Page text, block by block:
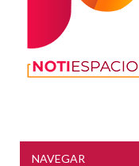
NAVEGAR